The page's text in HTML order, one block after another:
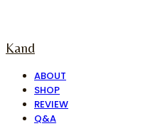
Kand
ABOUT
SHOP
REVIEW
Q&A